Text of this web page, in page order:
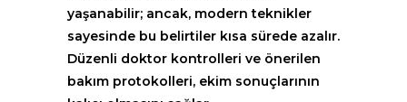
yaşanabilir; ancak, modern teknikler
sayesinde bu belirtiler kısa sürede azalır.
Düzenli doktor kontrolleri ve önerilen
bakım protokolleri, ekim sonuçlarının